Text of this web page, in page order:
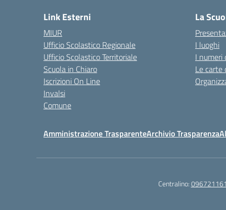
Link Esterni
MIUR
Ufficio Scolastico Regionale
Ufficio Scolastico Territoriale
Scuola in Chiaro
Iscrizioni On Line
Invalsi
Comune
La
I luoghi
I numeri
Le carte
Amministrazione TrasparenteArchivio Trasparenza
Centralino:096721161